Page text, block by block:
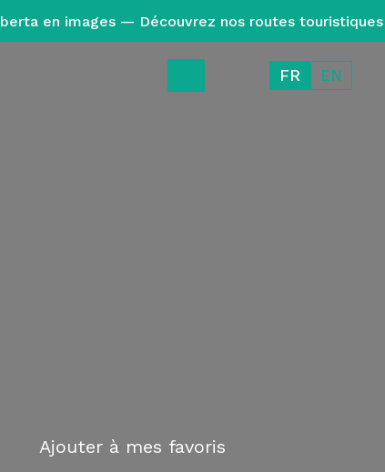
en images — Découvrez nos routes touristiques
FR EN
Ajouter à mes favoris